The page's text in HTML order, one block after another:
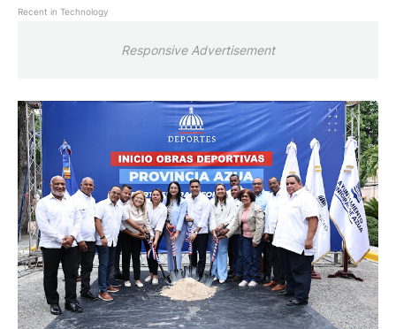
Recent in Technology
Responsive Advertisement